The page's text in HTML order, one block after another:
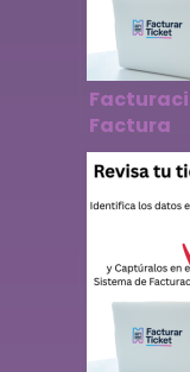
Factura